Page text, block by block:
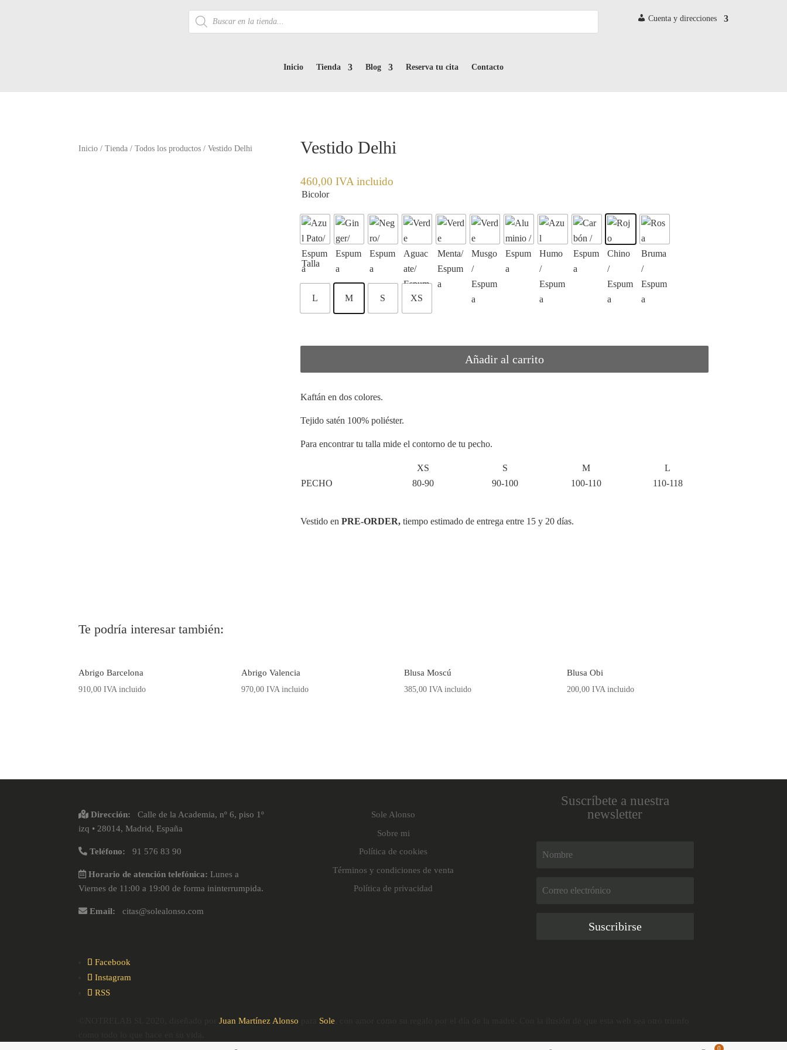
Búsqueda
de
productos
Cuenta y direcciones
Inicio Tienda Blog Reserva tu cita Contacto
Inicio /Tienda /Todos los productos / Vestido Delhi Vestido Delhi
460,00 IVA incluido
Bicolor
Talla
L M S XS
Añadir al carrito
Kaftán en dos colores.
Tejido satén 100% poliéster.
Para encontrar tu talla mide el contorno de tu pecho.
XS S M
L
PECHO
80-90 90-100 100-110 110-118
Vestido en PRE-ORDER,tiempo estimado de entrega entre 15 y 20 días.
Te podría interesar también:
Abrigo Barcelona
910,00 IVA incluido
Abrigo Valencia
970,00 IVA incluido
Blusa Moscú
385,00 IVA incluido
Blusa Obi
200,00 IVA incluido
Dirección: Calle de la Academia, nº 6, piso 1º
izq • 28014, Madrid, España
Teléfono: 91 576 83 90
Horario de atención telefónica: Lunes a
Viernes de 11:00 a 19:00 de forma ininterrumpida.
Email: citas@solealonso.com
Sole Alonso
Sobre mi
Política de cookies
Términos y condiciones de venta
Política de privacidad
Suscríbete a nuestra
newsletter
Suscribirse
Facebook
Instagram
RSS
©NOTRELAB SL 2020, diseñado porJuan Martínez Alonso Sole
0